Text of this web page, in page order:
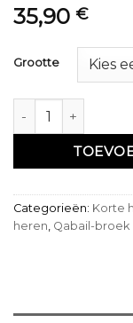
35,90 €
Grootte
Sarouel Qaba'il
Categorieën: Korte
heren, Qabail-broek